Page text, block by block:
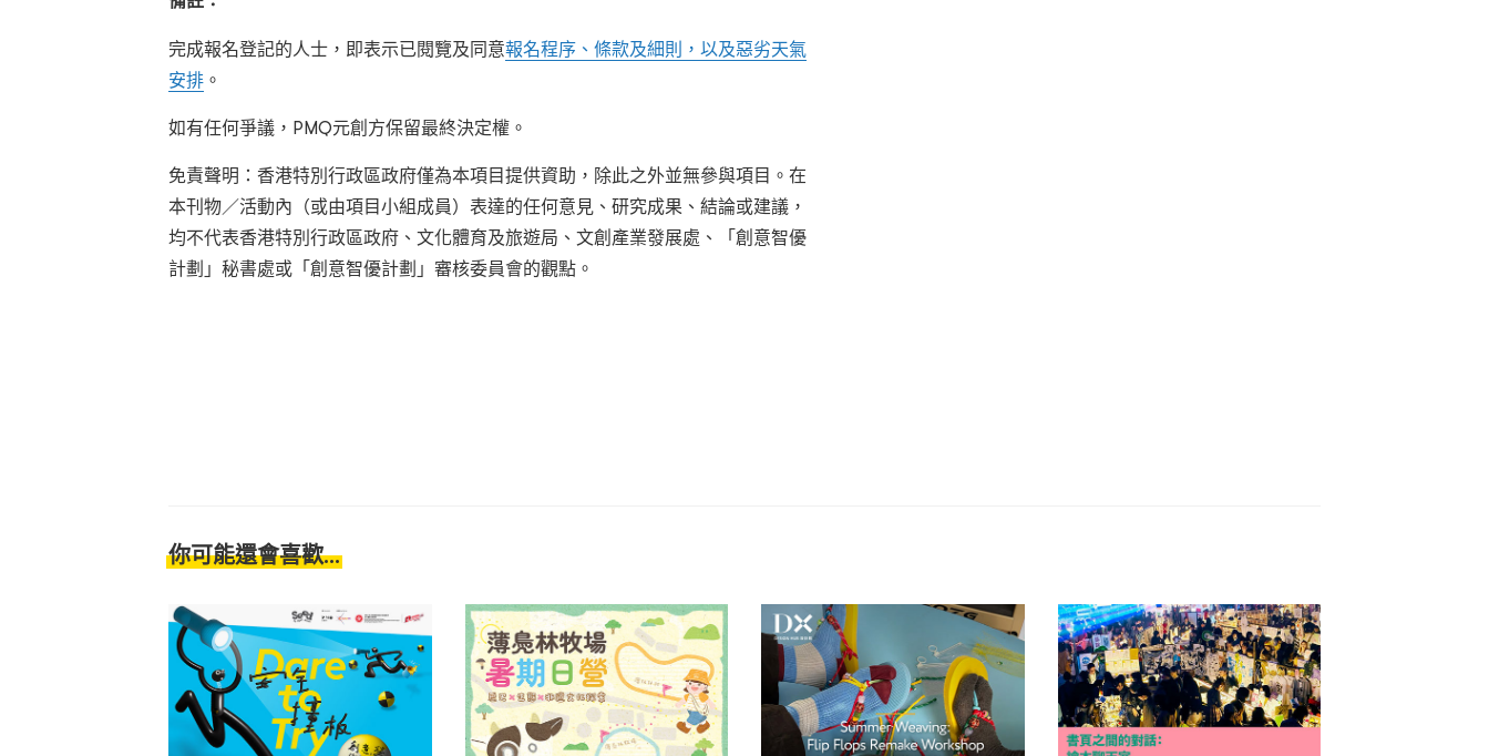
完成報名登記的人士，即表示已閱覽及同意報名程序、條款及細則，以及惡劣天氣
安排 。
如有任何爭議， PMQ元創方保留最終決定權。
免責聲明：香港特別行政區政府僅為本項目提供資助，除此之外並無參與項目。在
本刊物／活動內（或由項目小組成員）表達的任何意見、研究成果、結論或建議，
均不代表香港特別行政區政府、文化體育及旅遊局、文創產業發展處、「創意智優
計劃」秘書處或「創意智優計劃」審核委員會的觀點。
你可能還會喜歡...